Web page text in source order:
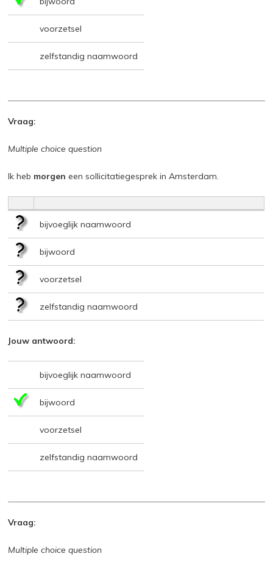
voorzetsel
zelfstandig naamwoord
Vraag:
Multiple choice question
Ik heb morgen een sollicitatiegesprek in Amsterdam.
bijvoeglijk naamwoord
bijwoord
voorzetsel
zelfstandig naamwoord
Jouw antwoord:
bijvoeglijk naamwoord
bijwoord
voorzetsel
zelfstandig naamwoord
Vraag:
Multiple choice question